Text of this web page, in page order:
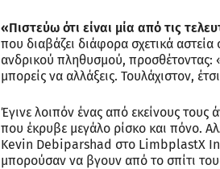
«Πιστεύω ότι είναι μία από τις
που διαβάζει διάφορα σχετικά
ανδρικού πληθυσμού, προσθέτοντας:
μπορείς να αλλάξεις. Τουλάχιστον,
Έγινε λοιπόν ένας από εκείνους
που έκρυβε μεγάλο ρίσκο και πόνο.
Kevin Debiparshad στο LimbplastX
μπορούσαν να βγουν από το σπίτι